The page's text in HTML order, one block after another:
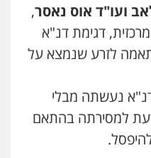
שקד
אמצעי לחימה
לענייני אסירים
סמים והימורים
ועו"ד אוס נאסר,
דגימת דנ"א
לזרע שנמצא על
נעשתה מבלי
למסירתה בהתאם
דין פלילי
פשיעה חמורה
מיסים הלבנת הון